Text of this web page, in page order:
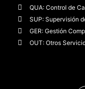
QUA: Control de
SUP: Supervisión
GER: Gestión
OUT: Otros